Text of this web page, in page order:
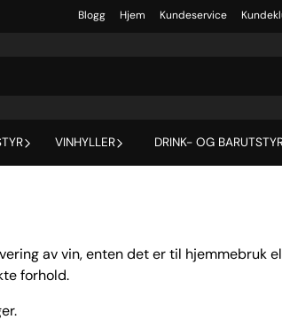
Blogg Hjem Kundeservice
VINHYLLER DRINK- OG
av vin, enten det er til hjemmebruk
forhold.